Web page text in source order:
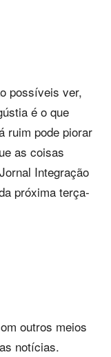
possíveis ver,
é o que
ruim pode piorar
as coisas
Integração
próxima terça-
outros meios
notícias.